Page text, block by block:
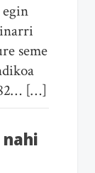
seme
[…]